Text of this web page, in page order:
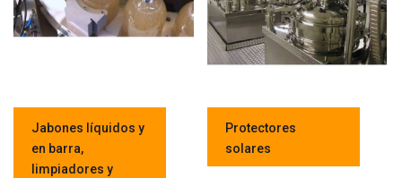
Jabones líquidos y
en barra,
limpiadores y
Protectores
solares